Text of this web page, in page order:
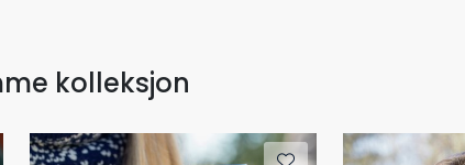
kolleksjon